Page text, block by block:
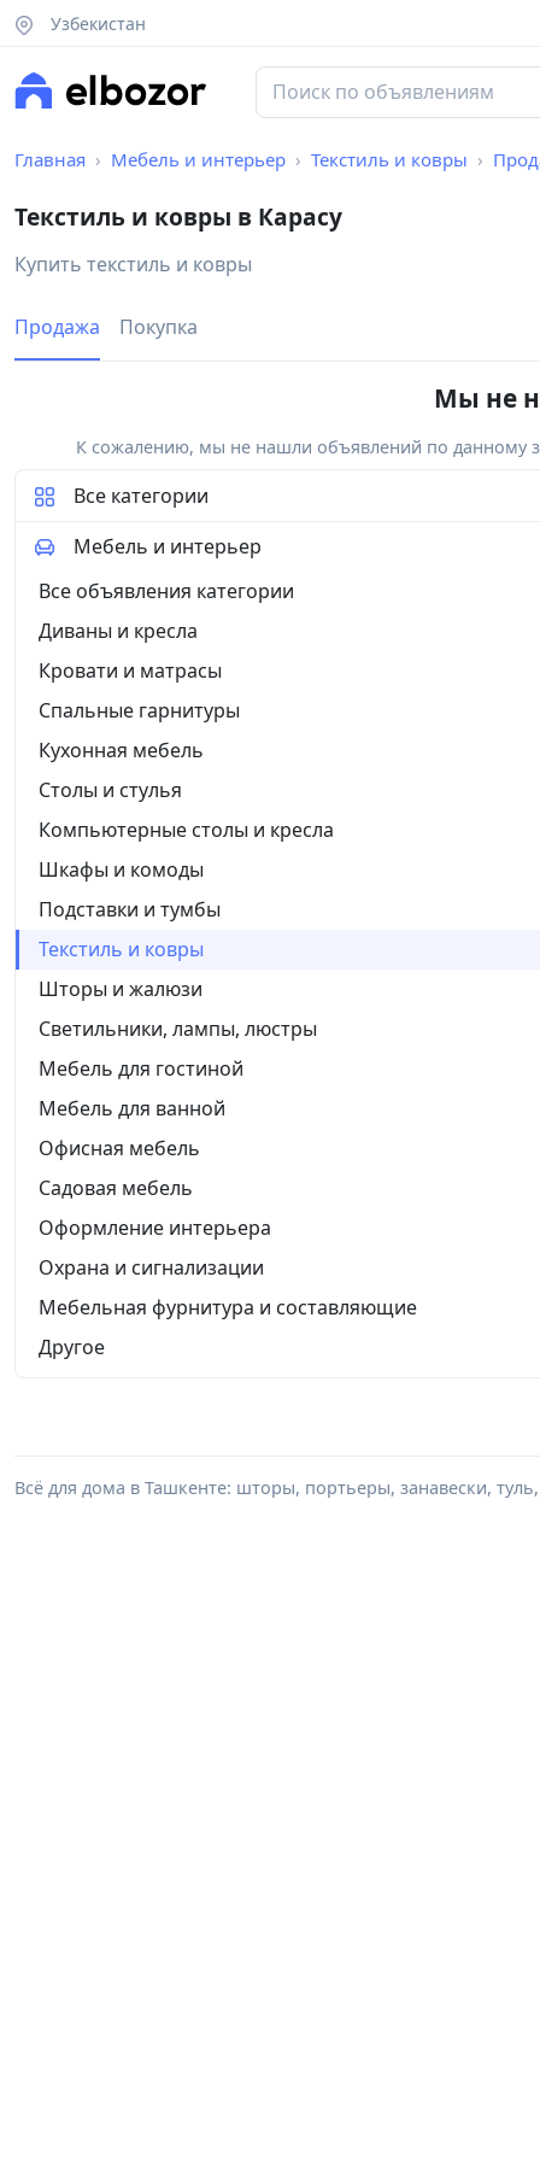
Узбекистан
Главная Мебель и интерьер Текстиль и ковры
Текстиль и ковры в Карасу
Купить текстиль и ковры
Продажа Покупка
Мы не
К сожалению, мы не нашли объявлений по данному
Все категории
Мебель и интерьер
Все объявления категории
Диваны и кресла
Кровати и матрасы
Спальные гарнитуры
Кухонная мебель
Столы и стулья
Компьютерные столы и кресла
Шкафы и комоды
Подставки и тумбы
Текстиль и ковры
Шторы и жалюзи
Светильники, лампы, люстры
Мебель для гостиной
Мебель для ванной
Офисная мебель
Садовая мебель
Оформление интерьера
Охрана и сигнализации
Мебельная фурнитура и составляющие
Другое
Всё для дома в Ташкенте: шторы, портьеры, занавески,